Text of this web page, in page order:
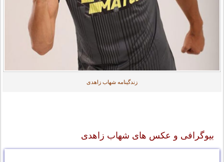
زندگینامه شهاب زاهدی
بیوگرافی و عکس های شهاب زاهدی